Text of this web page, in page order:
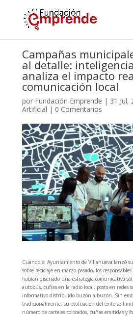
Campañas
al detalle:
analiza el impacto
comunicación local
por Fundación Emprende | 31 Jul,
Artificial | 0 Comentarios
Cuando el Ayuntamiento de Villanueva lanzó
sobre reciclaje en marzo pasado, los
habían diseñado una estrategia comunicativa
autobús, cuñas en la radio local, posts en redes
informativo distribuido buzón a buzón. Sin
tradicionalmente, su evaluación del éxito se
número de carteles colocados, cuñas emitidas y